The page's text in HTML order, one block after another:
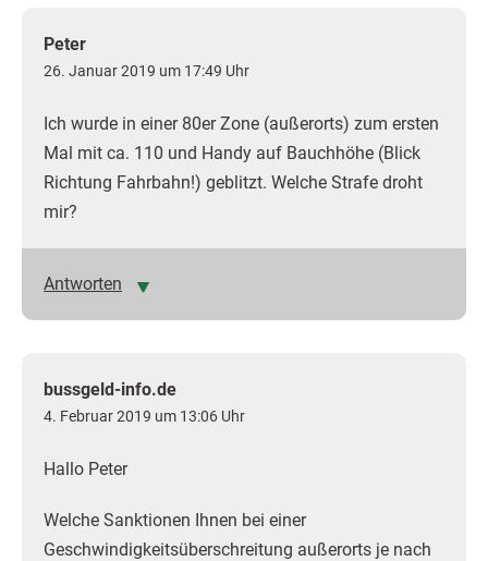
Peter
26. Januar 2019 um 17:49 Uhr
Ich wurde in einer 80er Zone (außerorts) zum ersten
Mal mit ca. 110 und Handy auf Bauchhöhe (Blick
Richtung Fahrbahn!) geblitzt. Welche Strafe droht
mir?
Antworten
bussgeld-info.de
4. Februar 2019 um 13:06 Uhr
Hallo Peter
Welche Sanktionen Ihnen bei einer
Geschwindigkeitsüberschreitung außerorts je nach